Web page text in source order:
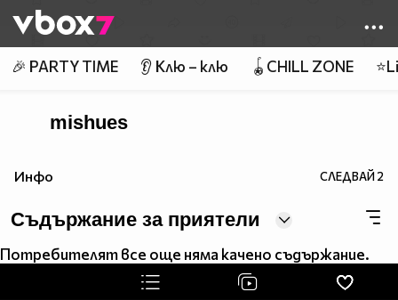
👾
🎉 PARTY TIME 👂 Клю – клю 🪀CHILL ZONE
mishues
Инфо СЛЕДВАЙ2
Съдържание за приятели
Потребителят все още няма качено съдържание.